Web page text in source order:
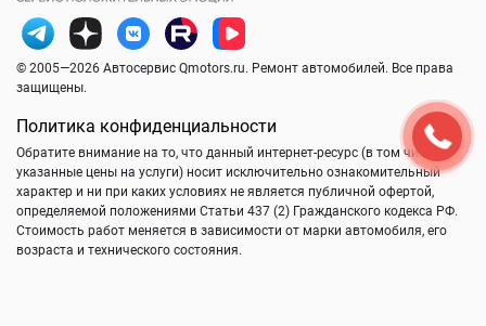
© 2005—2026 Автосервис Qmotors.ru. Ремонт автомобилей. Все права
защищены.
Политика конфиденциальности
Обратите внимание на то, что данный интернет-ресурс (в том числе
указанные цены на услуги) носит исключительно ознакомительный
характер и ни при каких условиях не является публичной офертой,
определяемой положениями Статьи 437 (2) Гражданского кодекса РФ.
Стоимость работ меняется в зависимости от марки автомобиля, его
возраста и технического состояния.